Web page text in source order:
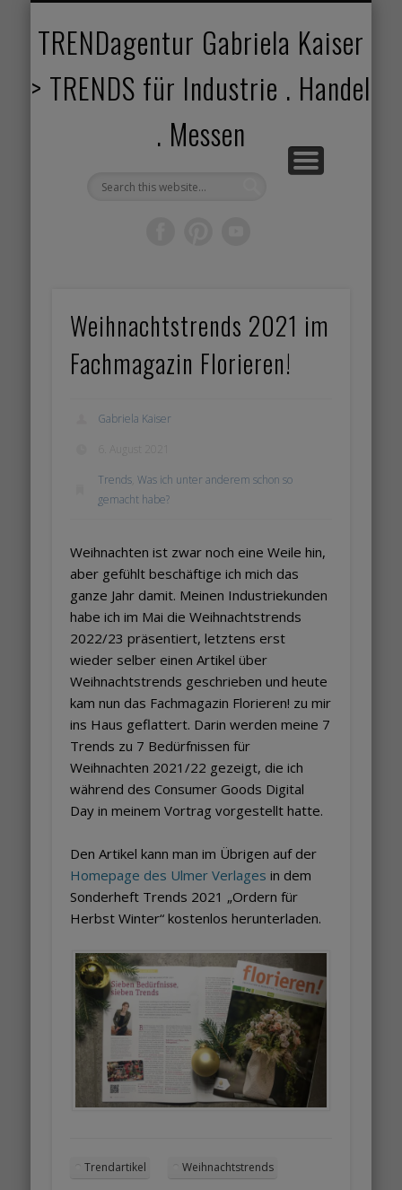
TRENDagentur Gabriela Kaiser
> TRENDS für Industrie . Handel
. Messen
Weihnachtstrends 2021 im
Fachmagazin Florieren!
Gabriela Kaiser
Trends ,Was ich unter anderem schon so
gemacht habe?
Weihnachten ist zwar noch eine Weile hin,
aber gefühlt beschäftige ich mich das
ganze Jahr damit. Meinen Industriekunden
habe ich im Mai die Weihnachtstrends
2022/23 präsentiert, letztens erst
wieder selber einen Artikel über
Weihnachtstrends geschrieben und heute
kam nun das Fachmagazin Florieren! zu mir
ins Haus geflattert. Darin werden meine 7
Trends zu 7 Bedürfnissen für
Weihnachten 2021/22 gezeigt, die ich
während des Consumer Goods Digital
Day in meinem Vortrag vorgestellt hatte.
Den Artikel kann man im Übrigen auf der
Homepage des Ulmer Verlages in dem
Sonderheft Trends 2021 „Ordern für
Herbst Winter“ kostenlos herunterladen.
Trendartikel Weihnachtstrends